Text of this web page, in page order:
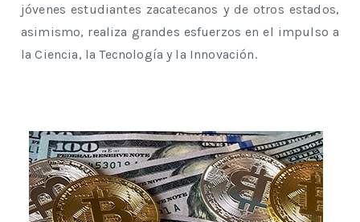
jóvenes estudiantes zacatecanos y de otros estados,
asimismo, realiza grandes esfuerzos en el impulso a
la Ciencia, la Tecnología y la Innovación.